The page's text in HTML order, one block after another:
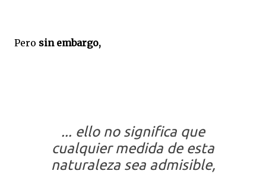
Pero sin embargo,
... ello no significa que
cualquier medida de esta
naturaleza sea admisible,